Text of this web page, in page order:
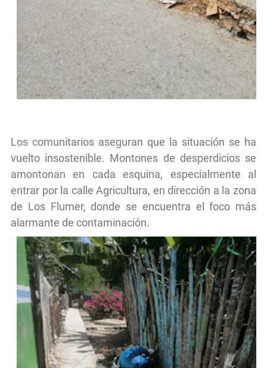
Los comunitarios aseguran que la situación se ha
vuelto insostenible. Montones de desperdicios se
amontonan en cada esquina, especialmente al
entrar por la calle Agricultura, en dirección a la zona
de Los Flumer, donde se encuentra el foco más
alarmante de contaminación.